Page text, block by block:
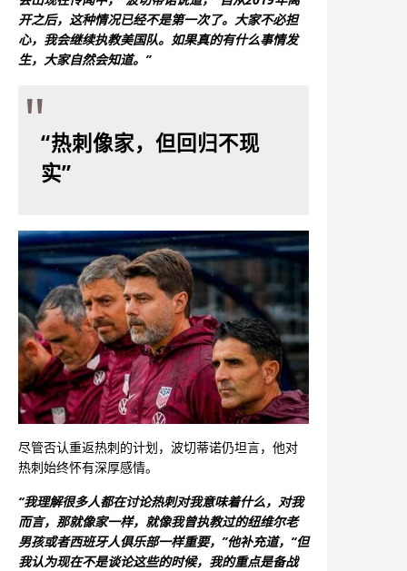
开之后，这种情况已经不是第一次了。大家不必担
心，我会继续执教美国队。如果真的有什么事情发
生，大家自然会知道。”
“热刺像家，但回归不现
实”
尽管否认重返热刺的计划，波切蒂诺仍坦言，他对
热刺始终怀有深厚感情。
“我理解很多人都在讨论热刺对我意味着什么，对我
而言，那就像家一样，就像我曾执教过的纽维尔老
男孩或者西班牙人俱乐部一样重要，”他补充道，“但
我认为现在不是谈论这些的时候，我的重点是备战